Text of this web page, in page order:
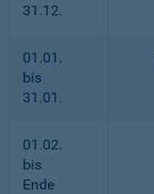
31.12.
01.01.
bis
31.01.
01.02.
bis
Ende